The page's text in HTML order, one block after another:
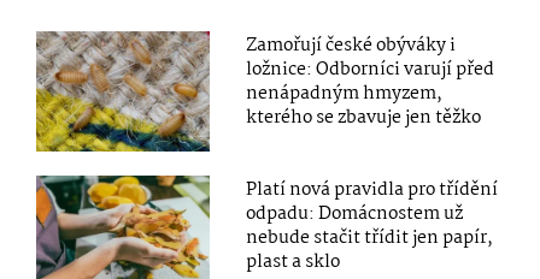
Zamořují české obýváky i
ložnice: Odborníci varují před
nenápadným hmyzem,
kterého se zbavuje jen těžko
Platí nová pravidla pro třídění
odpadu: Domácnostem už
nebude stačit třídit jen papír,
plast a sklo